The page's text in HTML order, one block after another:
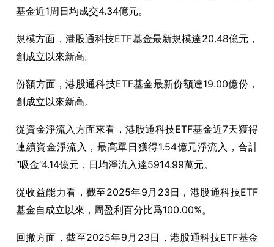
基金近1周日均成交4.34億元。
規模方面，港股通科技ETF基金最新規模達20.48億元，
創成立以來新高。
份額方面，港股通科技ETF基金最新份額達19.00億份，
創成立以來新高。
從資金淨流入方面來看，港股通科技ETF基金近7天獲得
連續資金淨流入，最高單日獲得1.54億元淨流入，合計
“吸金”4.14億元，日均淨流入達5914.99萬元。
從收益能力看，截至2025年9月 23日，港股通科技ETF
基金自成立以來，周盈利百分比爲100.00%。
回撤方面，截至2025年9月 23日，港股通科技ETF基金